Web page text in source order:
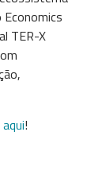
TER-X
aqui!